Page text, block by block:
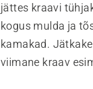
jättes kraavi
kogus mulda ja
kamakad.
viimane kraav